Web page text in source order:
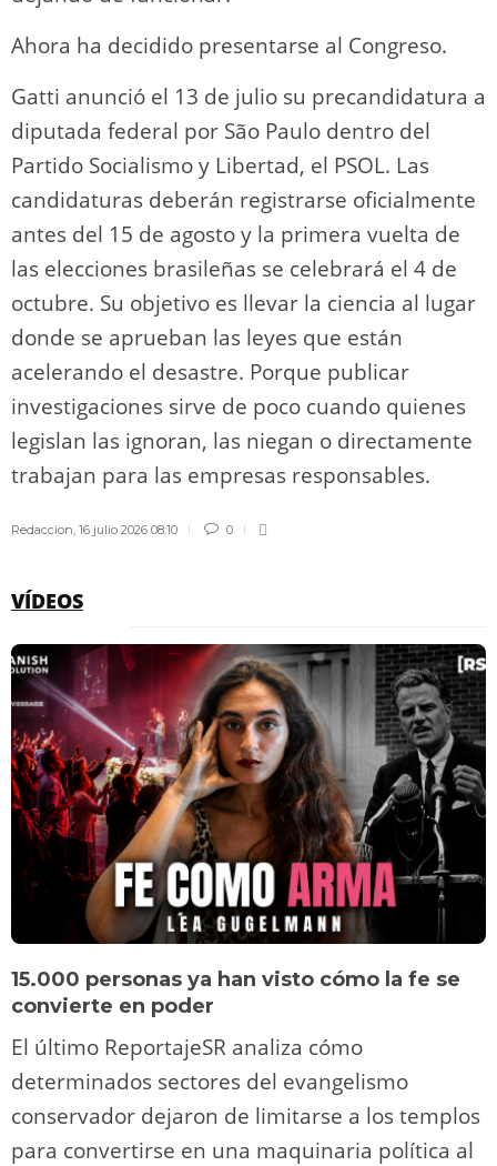
Ahora ha decidido presentarse al Congreso.
Gatti anunció el 13 de julio su precandidatura a
diputada federal por São Paulo dentro del
Partido Socialismo y Libertad, el PSOL. Las
candidaturas deberán registrarse oficialmente
antes del 15 de agosto y la primera vuelta de
las elecciones brasileñas se celebrará el 4 de
octubre. Su objetivo es llevar la ciencia al lugar
donde se aprueban las leyes que están
acelerando el desastre. Porque publicar
investigaciones sirve de poco cuando quienes
legislan las ignoran, las niegan o directamente
trabajan para las empresas responsables.
Redaccion 16 julio 2026 08:10 0
VÍDEOS
15.000 personas ya han visto cómo la fe se
convierte en poder
El último ReportajeSR analiza cómo
determinados sectores del evangelismo
conservador dejaron de limitarse a los templos
para convertirse en una maquinaria política al